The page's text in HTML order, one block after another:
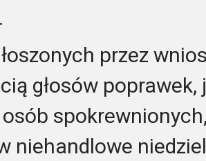
przez
głosów
niehandlowe